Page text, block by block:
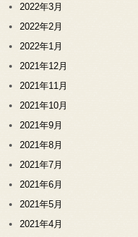
2022年3月
2022年2月
2022年1月
2021年12月
2021年11月
2021年10月
2021年9月
2021年8月
2021年7月
2021年6月
2021年5月
2021年4月